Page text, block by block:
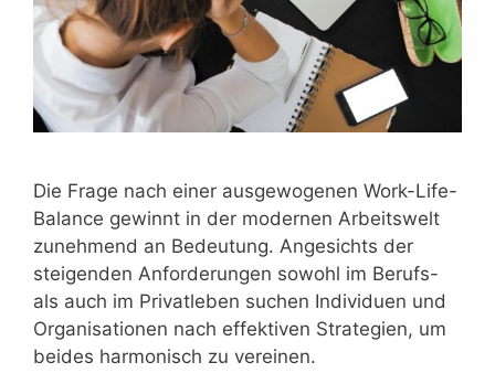
Die Frage nach einer ausgewogenen Work-Life-
Balance gewinnt in der modernen Arbeitswelt
zunehmend an Bedeutung. Angesichts der
steigenden Anforderungen sowohl im Berufs-
als auch im Privatleben suchen Individuen und
Organisationen nach effektiven Strategien, um
beides harmonisch zu vereinen.